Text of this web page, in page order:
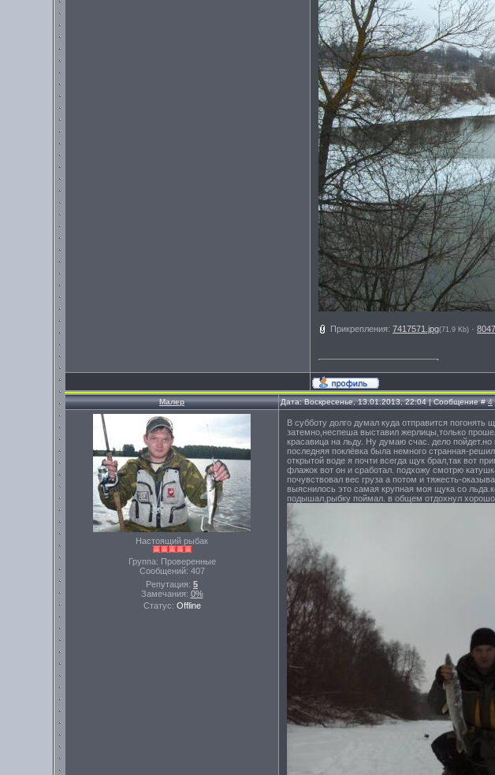
Прикрепления: 7417571.jpg(71.9 Kb) ·
Малер Дата: Воскресенье, 13.01.2013, 22:04 | Сообщение #4
Настоящий рыбак
Группа: Проверенные
Сообщений: 407
Репутация: 5
Замечания: 0%
Статус: Offline
В субботу долго думал куда отправится
затемно,неспеша выставил жерлицы,только
красавица на льду. Ну думаю счас. дело пойдет.но
последняя поклёвка была немного странная-
открытой воде я почти всегда щук брал,так вот
флажок вот он и сработал. подхожу смотрю
почувствовал вес груза а потом и тяжесть-
выяснилось это самая крупная моя щука со
подышал,рыбку поймал. в общем отдохнул